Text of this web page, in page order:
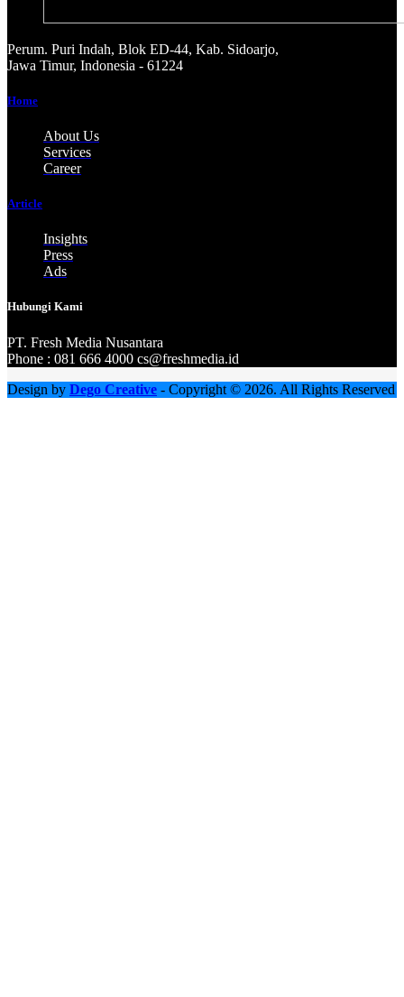
Perum. Puri Indah, Blok ED-44, Kab. Sidoarjo,
Jawa Timur, Indonesia - 61224
Home
About Us
Services
Career
Article
Insights
Press
Ads
Hubungi Kami
PT. Fresh Media Nusantara
Phone : 081 666 4000 cs@freshmedia.id
Design by Dego Creative - Copyright © 2026. All Rights Reserved